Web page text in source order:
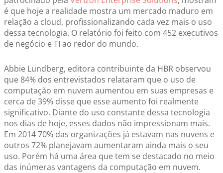
é que hoje a realidade mostra um mercado maduro em
relação a cloud, profissionalizando cada vez mais o uso
dessa tecnologia. O relatório foi feito com 452 executivos
de negócio e TI ao redor do mundo.
Abbie Lundberg, editora contribuinte da HBR observou
que 84% dos entrevistados relataram que o uso de
computação em nuvem aumentou em suas empresas e
cerca de 39% disse que esse aumento foi realmente
significativo. Diante do uso constante dessa tecnologia
nos dias de hoje, esses dados não impressionam mais.
Em 2014 70% das organizações já estavam nas nuvens e
outros 72% planejavam aumentaram ainda mais o seu
uso. Porém há uma área que tem se destacado no meio
das inúmeras vantagens da computação em nuvem.